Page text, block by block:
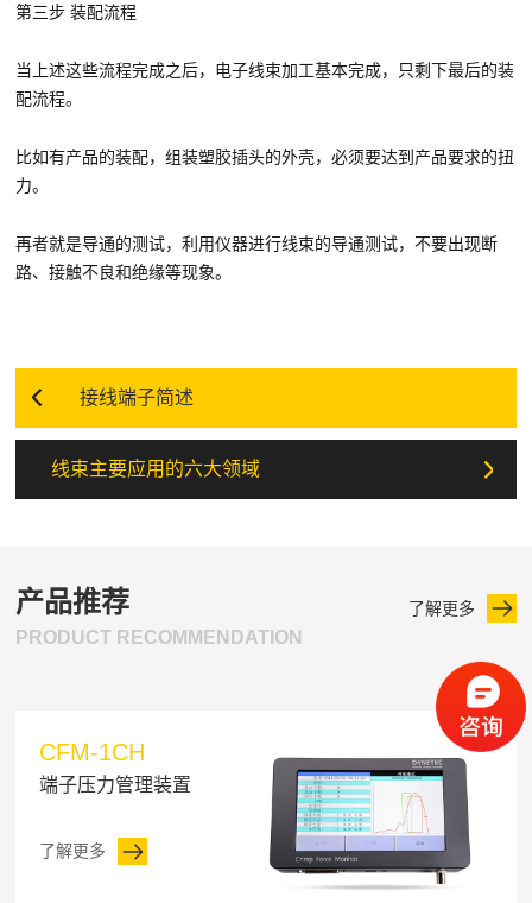
第三步 装配流程
当上述这些流程完成之后，电子线束加工基本完成，只剩下最后的装
配流程。
比如有产品的装配，组装塑胶插头的外壳，必须要达到产品要求的扭
力。
再者就是导通的测试，利用仪器进行线束的导通测试，不要出现断
路、接触不良和绝缘等现象。
接线端子简述
线束主要应用的六大领域
产品推荐
PRODUCT RECOMMENDATION
了解更多
CFM-1CH
端子压力管理装置
了解更多